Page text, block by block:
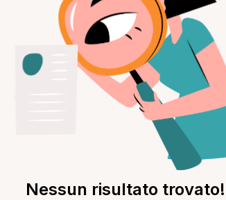
Nessun risultato trovato!